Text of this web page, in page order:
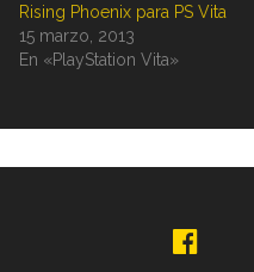
Rising Phoenix para PS Vita
15 marzo, 2013
En «PlayStation Vita»